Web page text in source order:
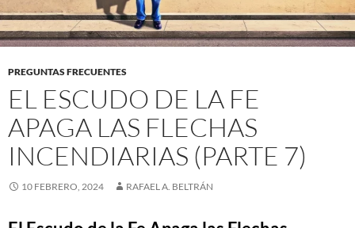
PREGUNTAS FRECUENTES
EL ESCUDO DE LA FE
APAGA LAS FLECHAS
INCENDIARIAS (PARTE 7)
10 FEBRERO, 2024 RAFAEL A. BELTRÁN